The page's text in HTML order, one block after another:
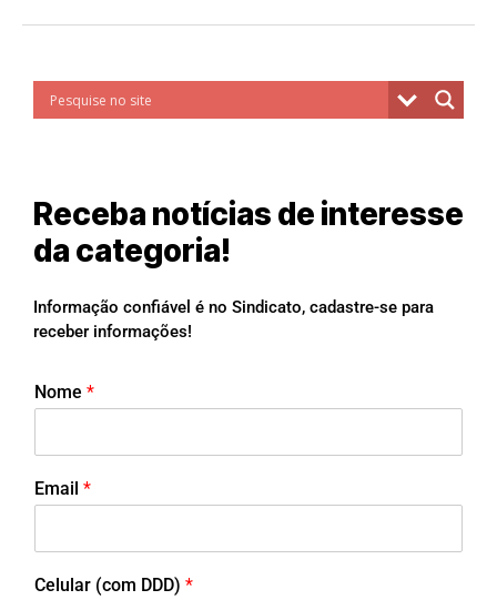
Receba notícias de interesse
da categoria!
Informação confiável é no Sindicato, cadastre-se para
receber informações!
Nome *
Email *
Celular (com DDD) *